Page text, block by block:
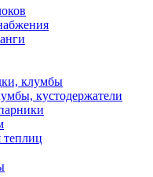
клумбы
кустодержатели
теплиц